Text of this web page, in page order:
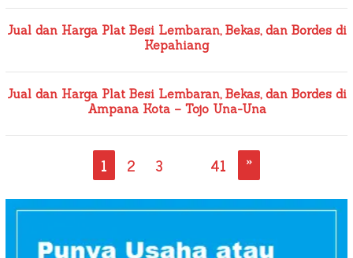
Jual dan Harga Plat Besi Lembaran, Bekas, dan Bordes di
Kepahiang
Jual dan Harga Plat Besi Lembaran, Bekas, dan Bordes di
Ampana Kota – Tojo Una-Una
1 2 3 41 »